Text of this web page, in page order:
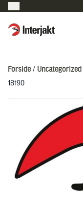
Interjakt DK
Forside/ Uncategorized
18190